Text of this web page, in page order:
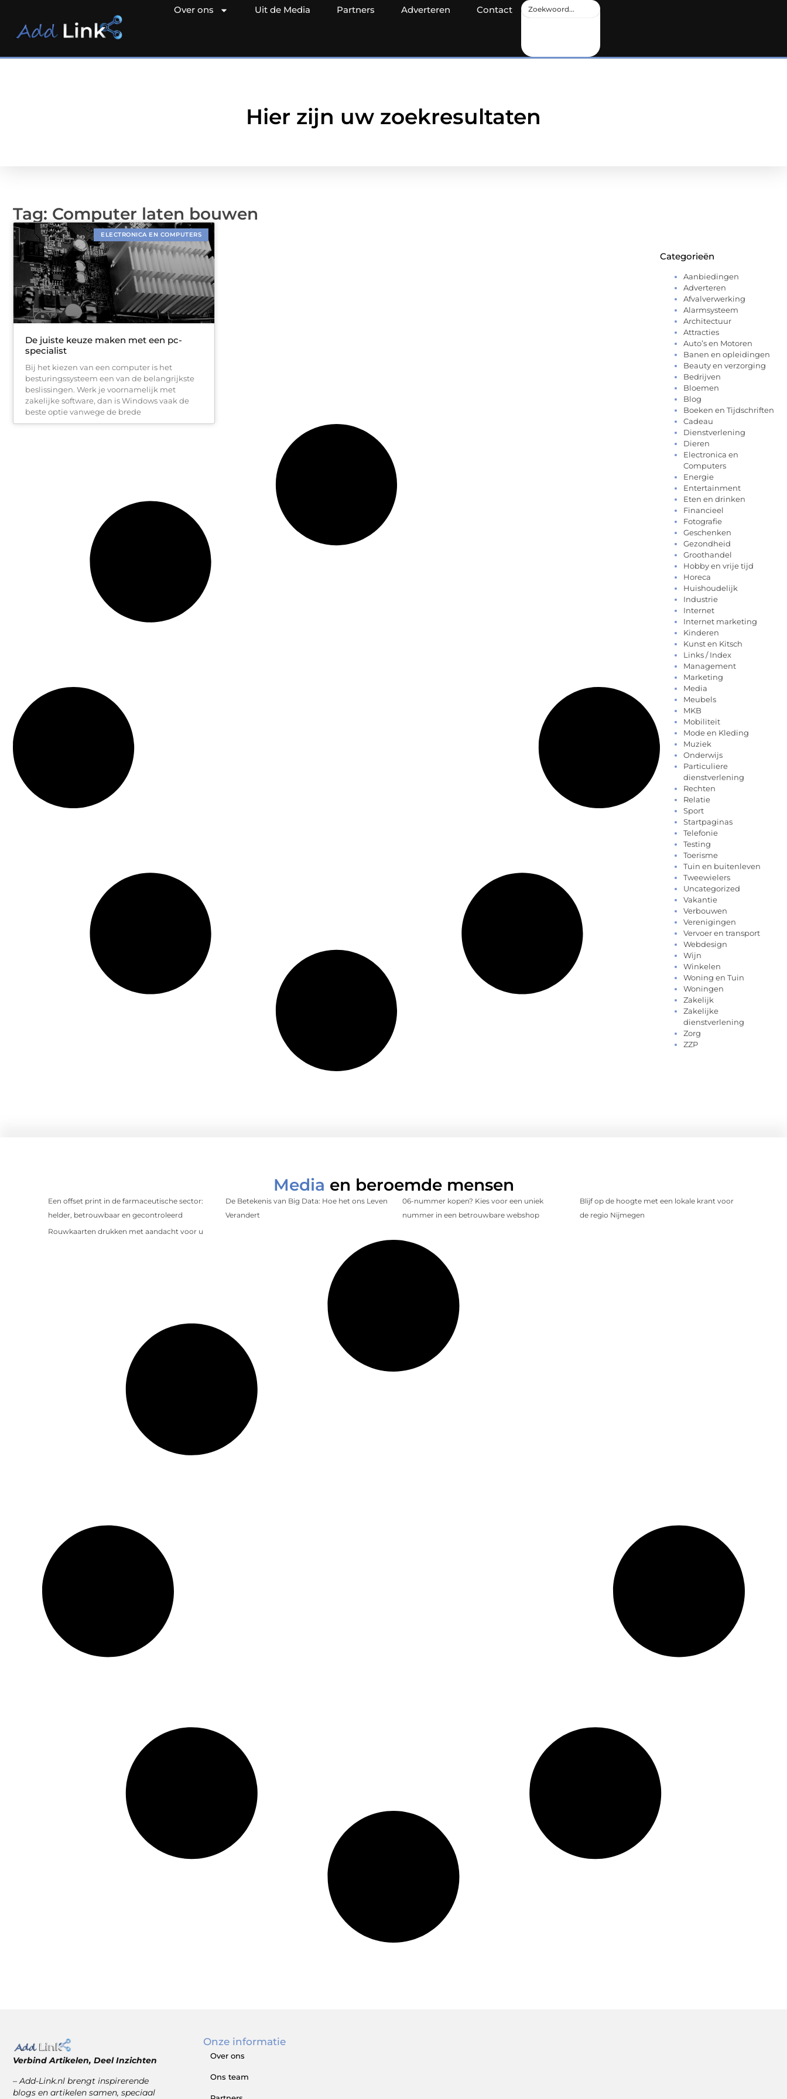
Over ons Uit de Media Partners Adverteren Contact
Hier zijn uw zoekresultaten
Tag: Computer laten bouwen
ELECTRONICA EN COMPUTERS
De juiste keuze maken met een pc-
specialist
Bij het kiezen van een computer is het
besturingssysteem een van de belangrijkste
beslissingen. Werk je voornamelijk met
zakelijke software, dan is Windows vaak de
beste optie vanwege de brede
Categorieën
Aanbiedingen
Adverteren
Afvalverwerking
Alarmsysteem
Architectuur
Attracties
Auto’s en Motoren
Banen en opleidingen
Beauty en verzorging
Bedrijven
Bloemen
Blog
Boeken en Tijdschriften
Cadeau
Dienstverlening
Dieren
Electronica en
Computers
Energie
Entertainment
Eten en drinken
Financieel
Fotografie
Geschenken
Gezondheid
Groothandel
Hobby en vrije tijd
Horeca
Huishoudelijk
Industrie
Internet
Internet marketing
Kinderen
Kunst en Kitsch
Links / Index
Management
Marketing
Media
Meubels
MKB
Mobiliteit
Mode en Kleding
Muziek
Onderwijs
Particuliere
dienstverlening
Rechten
Relatie
Sport
Startpaginas
Telefonie
Testing
Toerisme
Tuin en buitenleven
Tweewielers
Uncategorized
Vakantie
Verbouwen
Verenigingen
Vervoer en transport
Webdesign
Wijn
Winkelen
Woning en Tuin
Woningen
Zakelijk
Zakelijke
dienstverlening
Zorg
ZZP
Media en beroemde mensen
Een offset print in de farmaceutische sector:
helder, betrouwbaar en gecontroleerd
De Betekenis van Big Data: Hoe het ons Leven
Verandert
06-nummer kopen? Kies voor een uniek
nummer in een betrouwbare webshop
Blijf op de hoogte met een lokale krant voor
de regio Nijmegen
Rouwkaarten drukken met aandacht voor u
Verbind Artikelen, Deel Inzichten
– Add-Link.nl brengt inspirerende
blogs en artikelen samen, speciaal
Onze informatie
Over ons
Ons team